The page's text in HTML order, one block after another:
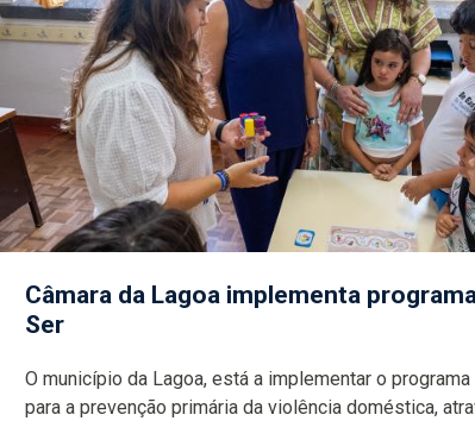
Câmara da Lagoa implementa
Ser
O município da Lagoa, está a implementar o programa
para a prevenção primária da violência doméstica,